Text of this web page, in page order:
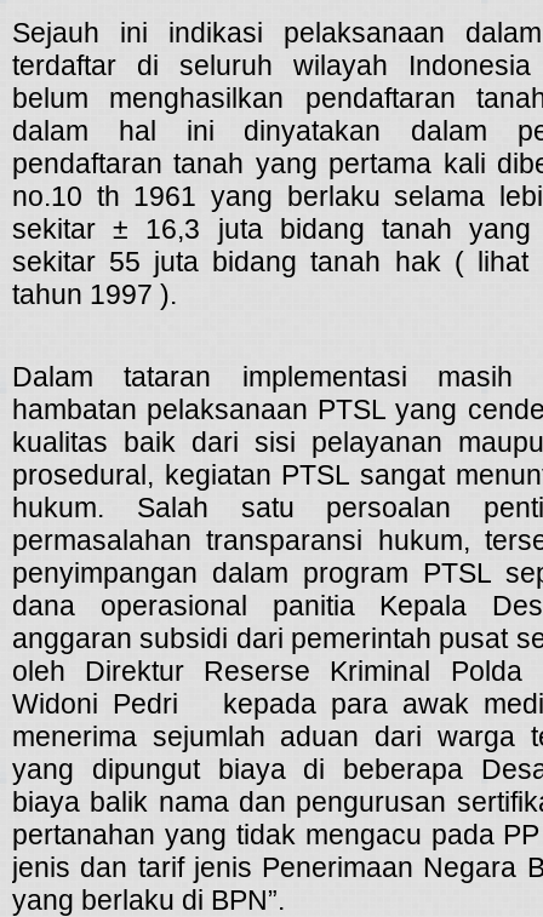
Sejauh ini indikasi pelaksanaan
terdaftar di seluruh wilayah Indonesia
belum menghasilkan pendaftaran
dalam hal ini dinyatakan dalam
pendaftaran tanah yang pertama kali
no.10 th 1961 yang berlaku selama
sekitar ± 16,3 juta bidang tanah yang
sekitar 55 juta bidang tanah hak ( lihat
tahun 1997 ).
Dalam tataran implementasi masih
hambatan pelaksanaan PTSL yang
kualitas baik dari sisi pelayanan
prosedural, kegiatan PTSL sangat
hukum. Salah satu persoalan
permasalahan transparansi hukum,
penyimpangan dalam program PTSL
dana operasional panitia Kepala
anggaran subsidi dari pemerintah pusat
oleh Direktur Reserse Kriminal Polda
Widoni Pedri kepada para awak
menerima sejumlah aduan dari warga
yang dipungut biaya di beberapa
biaya balik nama dan pengurusan
pertanahan yang tidak mengacu pada
jenis dan tarif jenis Penerimaan Negara
yang berlaku di BPN”.